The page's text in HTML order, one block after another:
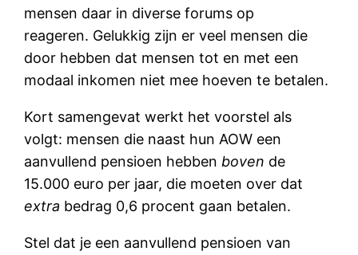
mensen daar in diverse forums op
reageren. Gelukkig zijn er veel mensen die
door hebben dat mensen tot en met een
modaal inkomen niet mee hoeven te betalen.
Kort samengevat werkt het voorstel als
volgt: mensen die naast hun AOW een
aanvullend pensioen hebben boven de
15.000 euro per jaar, die moeten over dat
extra bedrag 0,6 procent gaan betalen.
Stel dat je een aanvullend pensioen van